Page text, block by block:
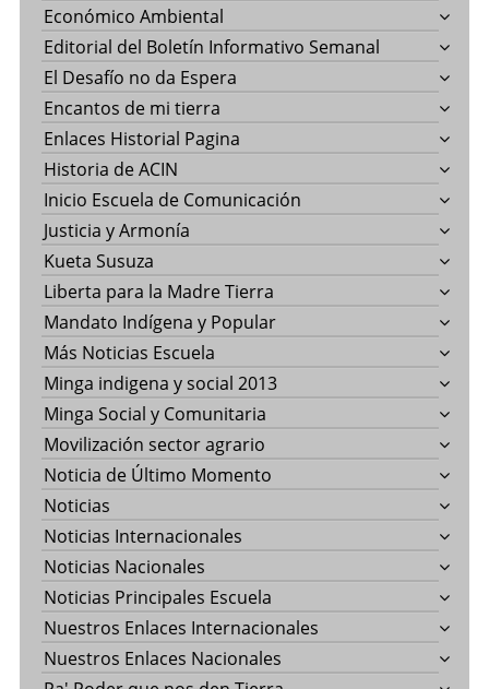
Económico Ambiental
Editorial del Boletín Informativo Semanal
El Desafío no da Espera
Encantos de mi tierra
Enlaces Historial Pagina
Historia de ACIN
Inicio Escuela de Comunicación
Justicia y Armonía
Kueta Susuza
Liberta para la Madre Tierra
Mandato Indígena y Popular
Más Noticias Escuela
Minga indigena y social 2013
Minga Social y Comunitaria
Movilización sector agrario
Noticia de Último Momento
Noticias
Noticias Internacionales
Noticias Nacionales
Noticias Principales Escuela
Nuestros Enlaces Internacionales
Nuestros Enlaces Nacionales